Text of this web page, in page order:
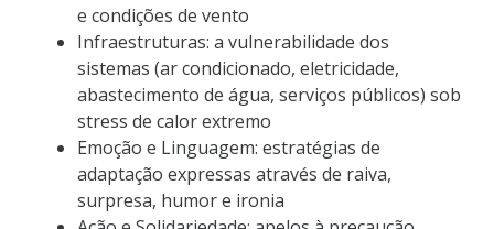
e condições de vento
Infraestruturas: a vulnerabilidade dos
sistemas (ar condicionado, eletricidade,
abastecimento de água, serviços públicos) sob
stress de calor extremo
Emoção e Linguagem: estratégias de
adaptação expressas através de raiva,
surpresa, humor e ironia